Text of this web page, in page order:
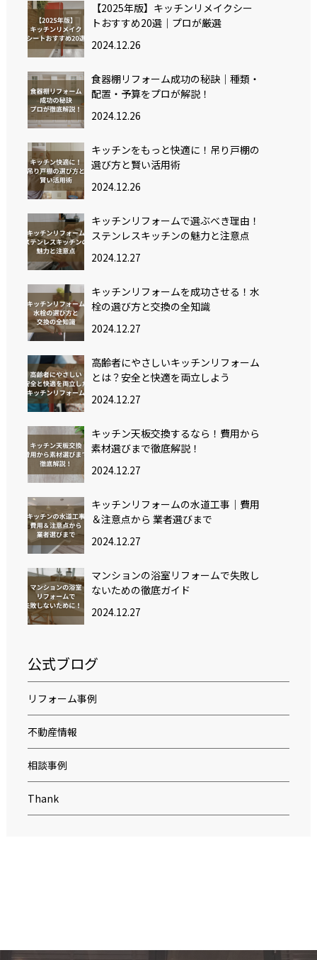
【2025年版】キッチンリメイクシー
トおすすめ20選｜プロが厳選
2024.12.26
食器棚リフォーム成功の秘訣｜種類・
配置・予算をプロが解説！
2024.12.26
キッチンをもっと快適に！吊り戸棚の
選び方と賢い活用術
2024.12.26
キッチンリフォームで選ぶべき理由！
ステンレスキッチンの魅力と注意点
2024.12.27
キッチンリフォームを成功させる！水
栓の選び方と交換の全知識
2024.12.27
高齢者にやさしいキッチンリフォーム
とは？安全と快適を両立しよう
2024.12.27
キッチン天板交換するなら！費用から
素材選びまで徹底解説！
2024.12.27
キッチンリフォームの水道工事｜費用
＆注意点から 業者選びまで
2024.12.27
マンションの浴室リフォームで失敗し
ないための徹底ガイド
2024.12.27
公式ブログ
リフォーム事例
不動産情報
相談事例
Thank